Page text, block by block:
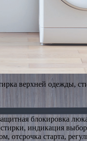
верхней одежды,
блокировка
индикация
отсрочка старта,